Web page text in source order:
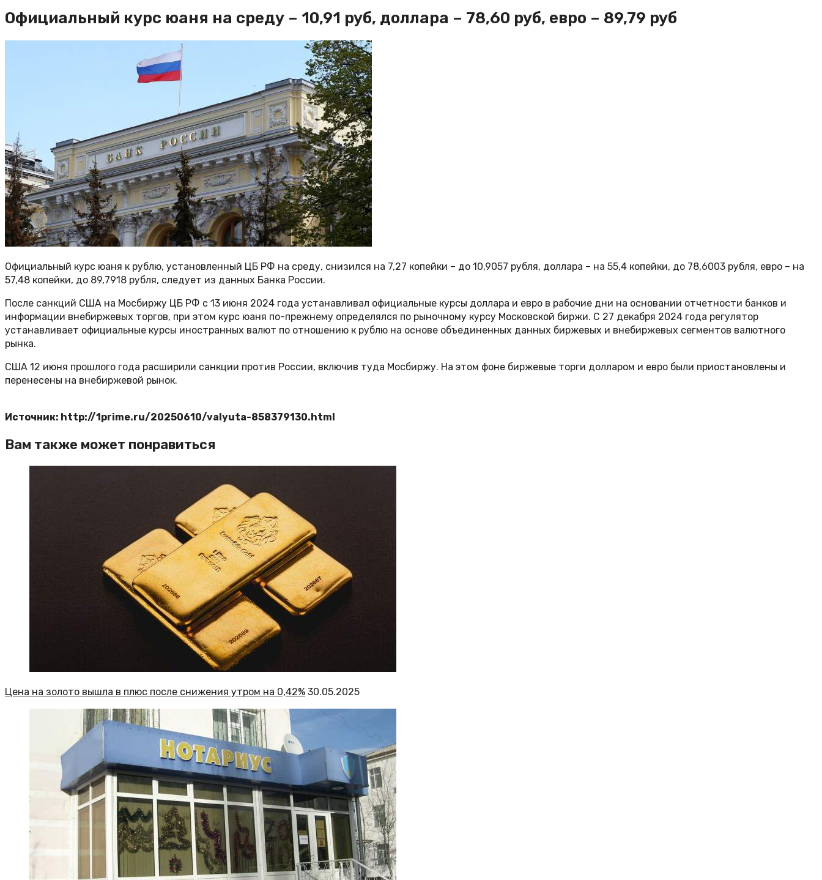
Официальный курс юаня на среду – 10,91 руб, доллара – 78,60 руб, евро – 89,79 руб
Официальный курс юаня к рублю, установленный ЦБ РФ на среду, снизился на 7,27 копейки – до 10,9057 рубля, доллара – на 55,4 копейки, до 78,6003 рубля, евро – на
57,48 копейки, до 89,7918 рубля, следует из данных Банка России.
После санкций США на Мосбиржу ЦБ РФ с 13 июня 2024 года устанавливал официальные курсы доллара и евро в рабочие дни на основании отчетности банков и
информации внебиржевых торгов, при этом курс юаня по-прежнему определялся по рыночному курсу Московской биржи. С 27 декабря 2024 года регулятор
устанавливает официальные курсы иностранных валют по отношению к рублю на основе объединенных данных биржевых и внебиржевых сегментов валютного
рынка.
США 12 июня прошлого года расширили санкции против России, включив туда Мосбиржу. На этом фоне биржевые торги долларом и евро были приостановлены и
перенесены на внебиржевой рынок.
Источник: http://1prime.ru/20250610/valyuta-858379130.html
Вам также может понравиться
Цена на золото вышла в плюс после снижения утром на 0,42% 30.05.2025